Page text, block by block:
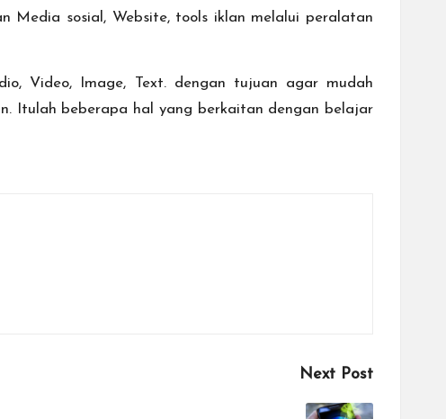
Media sosial, Website, tools iklan melalui peralatan
Video, Image, Text. dengan tujuan agar mudah
Itulah beberapa hal yang berkaitan dengan belajar
Next Post